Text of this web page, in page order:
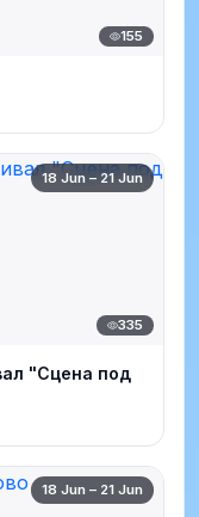
155
18 Jun – 21 Jun
335
"Сцена под
18 Jun – 21 Jun